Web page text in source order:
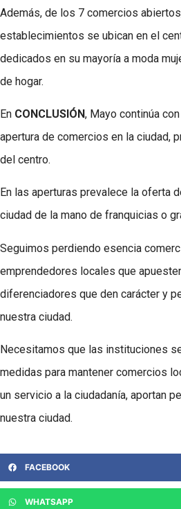
Además, de los 7 comercios
establecimientos se ubican en el
dedicados en su mayoría a moda
de hogar.
En CONCLUSIÓN, Mayo continúa
apertura de comercios en la ciudad,
del centro.
En las aperturas prevalece la oferta
ciudad de la mano de franquicias o
Seguimos perdiendo esencia
emprendedores locales que
diferenciadores que den carácter y
nuestra ciudad.
Necesitamos que las instituciones
medidas para mantener comercios
un servicio a la ciudadanía, aportan
nuestra ciudad.
FACEBOOK
WHATSAPP